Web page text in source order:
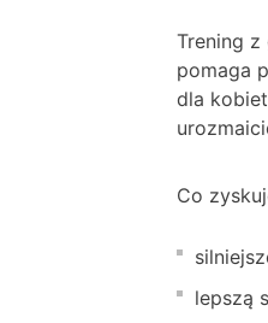
Trening z
pomaga
dla
Co
lepszą